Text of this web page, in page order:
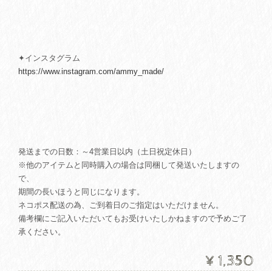
✦インスタグラム
https://www.instagram.com/ammy_made/
発送までの日数：～4営業日以内（土日祝定休日）
※他のアイテムと同時購入の場合は同梱して発送いたしますの
で、
期間の長いほうと同じになります。
ネコポス配送の為、ご到着日のご指定はいただけません。
備考欄にご記入いただいてもお受けいたしかねますので予めご了
承ください。
¥1,350